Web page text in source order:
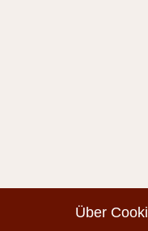
Über